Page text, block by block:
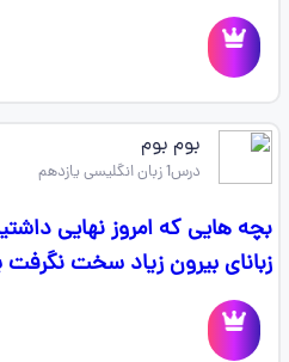
بوم بوم
درس1 زبان انگلیسی یازدهم
بچه هایی که امروز نهایی
زبانای بیرون زیاد سخت نگرفت